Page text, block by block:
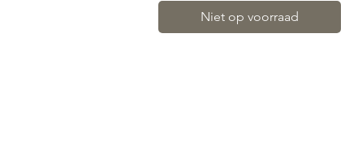
Niet op voorraad